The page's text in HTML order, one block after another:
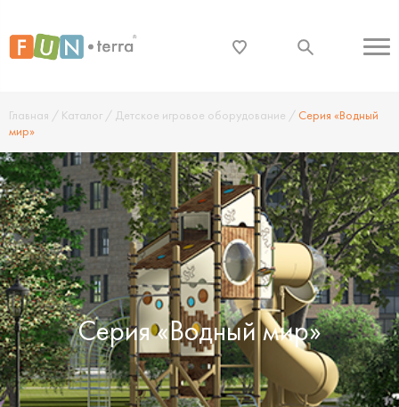
Главная / Каталог / Детское игровое оборудование / Серия «Водный
мир»
Серия «Водный мир»